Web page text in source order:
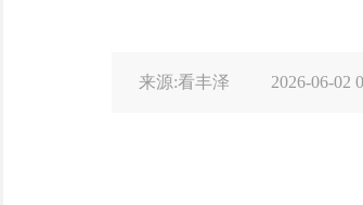
来源:看丰泽 2026-06-02